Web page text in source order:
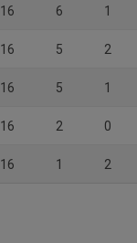
16 6 1
16 5 2
16 5 1
16 2 0
16 1 2